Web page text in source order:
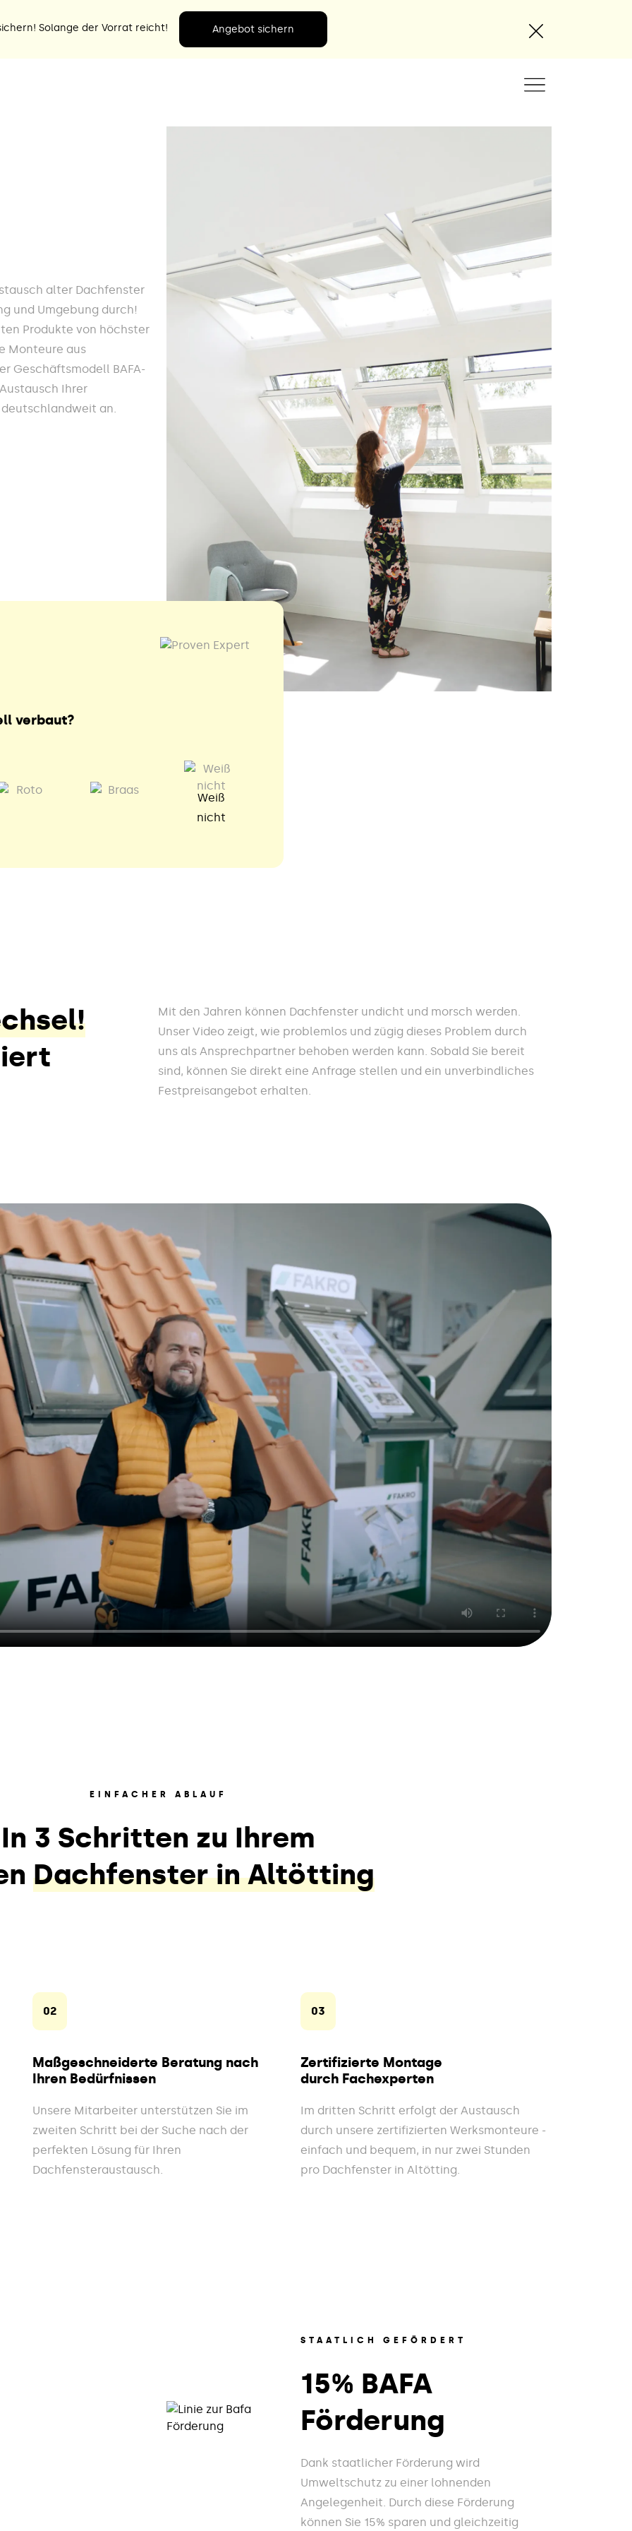
Solange der Vorrat reicht! Angebot sichern
alter Dachfenster
und Umgebung durch!
Produkte von höchster
Monteure aus
Geschäftsmodell BAFA-
Ihrer
an.
verbaut?
Weiß
nicht
Mit den Jahren können Dachfenster undicht und morsch werden.
Unser Video zeigt, wie problemlos und zügig dieses Problem durch
uns als Ansprechpartner behoben werden kann. Sobald Sie bereit
sind, können Sie direkt eine Anfrage stellen und ein unverbindliches
Festpreisangebot erhalten.
EINFACHER ABLAUF
In 3 Schritten zu Ihrem
Dachfenster in Altötting
02
Maßgeschneiderte Beratung nach
Ihren Bedürfnissen
Unsere Mitarbeiter unterstützen Sie im
zweiten Schritt bei der Suche nach der
perfekten Lösung für Ihren
Dachfensteraustausch.
03
Zertifizierte Montage
durch Fachexperten
Im dritten Schritt erfolgt der Austausch
durch unsere zertifizierten Werksmonteure -
einfach und bequem, in nur zwei Stunden
pro Dachfenster in Altötting.
STAATLICH GEFÖRDERT
15% BAFA
Förderung
Dank staatlicher Förderung wird
Umweltschutz zu einer lohnenden
Angelegenheit. Durch diese Förderung
können Sie 15% sparen und gleichzeitig